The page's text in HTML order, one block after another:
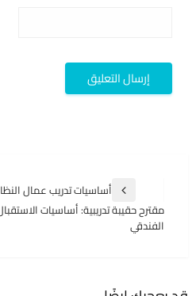
المقالات
المقالة
السابقة
أساسيات تدريب عمال
المقالة
مقترح حقيبة تدريبية: أساسيات
الفندقي